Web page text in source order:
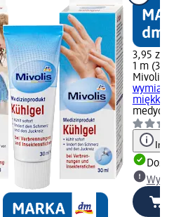
3,95 zł
1 m
Mivolis
wymiary